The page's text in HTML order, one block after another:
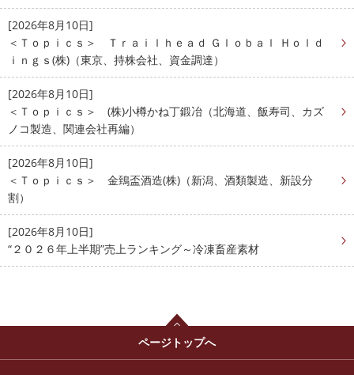
[2026年8月10日]
＜Ｔｏｐｉｃｓ＞ Ｔｒａｉｌｈｅａｄ Ｇｌｏｂａｌ Ｈｏｌｄ
ｉｎｇｓ(株)（東京、持株会社、資金調達）
[2026年8月10日]
＜Ｔｏｐｉｃｓ＞ (株)小樽かね丁鍛冶（北海道、飯寿司、カズ
ノコ製造、関連会社再編）
[2026年8月10日]
＜Ｔｏｐｉｃｓ＞ 金鵄盃酒造(株)（新潟、酒類製造、新設分
割）
[2026年8月10日]
“２０２６年上半期”売上ランキング～冷凍畜産素材
ページトップへ